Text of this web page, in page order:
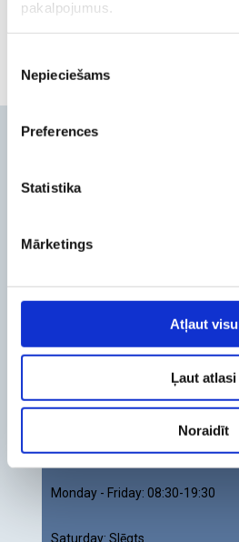
pakalpojumus.
izvēle
Nepieciešams
Preferences
Statistika
Mārketings
Atļaut visu
Ļaut atlasi
Noraidīt
Contact us
Rīga
Branch in Lacplesa street
+371 26444567
DM in WhatsApp
Monday - Friday:08:30-19:30
Saturday:Slēgts